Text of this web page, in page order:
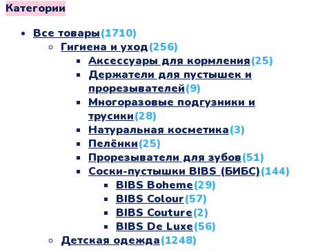
Категории
Все товары(1710)
Гигиена и уход(256)
Аксессуары для кормления(25)
Держатели для пустышек и
прорезывателей(9)
Многоразовые подгузники и
трусики(28)
Натуральная косметика(3)
Пелёнки(25)
Прорезыватели для зубов(51)
Соски-пустышки BIBS (БИБС)(144)
BIBS Boheme(29)
BIBS Colour(57)
BIBS Couture(2)
BIBS De Luxe(56)
Детская одежда(1248)